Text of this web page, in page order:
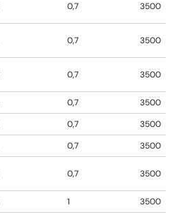
0,7 3500
0,7 3500
0,7 3500
0,7
3500
0,7
3500
0,7 3500
0,7 3500
1
3500